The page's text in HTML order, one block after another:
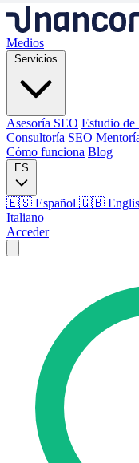
Medios
Servicios
Asesoría SEO Estudio de
Consultoría SEO
Cómo funciona Blog
ES
🇪🇸 Español 🇬🇧
Italiano
Acceder
Asesoría SEO Estudio de
Consultoría SEO
Cómo funciona
Idioma
🇪🇸 ES
🇬🇧 EN
Acceder